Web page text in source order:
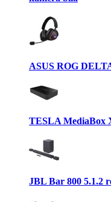
ASUS ROG
TESLA MediaBox
JBL Bar 800 5.1.2